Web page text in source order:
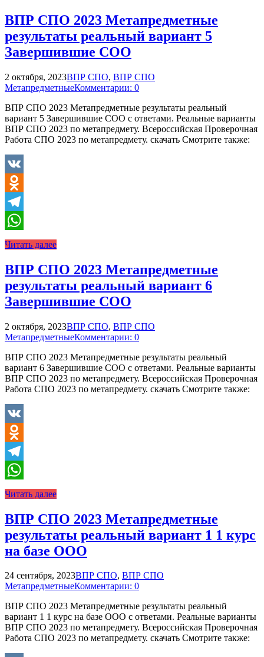
ВПР СПО 2023 Метапредметные
результаты реальный вариант 5
Завершившие СОО
2 октября, 2023ВПР СПО, ВПР СПО
МетапредметныеКомментарии: 0
ВПР СПО 2023 Метапредметные результаты реальный
вариант 5 Завершившие СОО с ответами. Реальные варианты
ВПР СПО 2023 по метапредмету. Всероссийская Проверочная
Работа СПО 2023 по метапредмету. скачать Смотрите также:
VK
Odnoklassniki
Telegram
WhatsApp
Читать далее
ВПР СПО 2023 Метапредметные
результаты реальный вариант 6
Завершившие СОО
2 октября, 2023ВПР СПО, ВПР СПО
МетапредметныеКомментарии: 0
ВПР СПО 2023 Метапредметные результаты реальный
вариант 6 Завершившие СОО с ответами. Реальные варианты
ВПР СПО 2023 по метапредмету. Всероссийская Проверочная
Работа СПО 2023 по метапредмету. скачать Смотрите также:
VK
Odnoklassniki
Telegram
WhatsApp
Читать далее
ВПР СПО 2023 Метапредметные
результаты реальный вариант 1 1 курс
на базе ООО
24 сентября, 2023ВПР СПО, ВПР СПО
МетапредметныеКомментарии: 0
ВПР СПО 2023 Метапредметные результаты реальный
вариант 1 1 курс на базе ООО с ответами. Реальные варианты
ВПР СПО 2023 по метапредмету. Всероссийская Проверочная
Работа СПО 2023 по метапредмету. скачать Смотрите также: